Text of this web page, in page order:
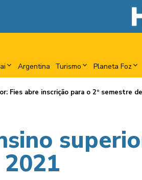
Argentina Turismo Planeta Foz
Fies abre inscrição para o 2º semestre